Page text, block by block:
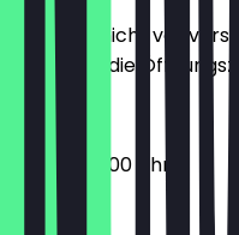
Damit du nicht vor
halten wir die
08:00 - 20:00 Uhr